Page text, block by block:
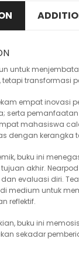
untuk
tetapi transformasi
empat inovasi
serta
mahasiswa
dengan kerangka
buku ini
tujuan akhir.
evaluasi diri.
medium untuk
reflektif.
buku ini
sekadar